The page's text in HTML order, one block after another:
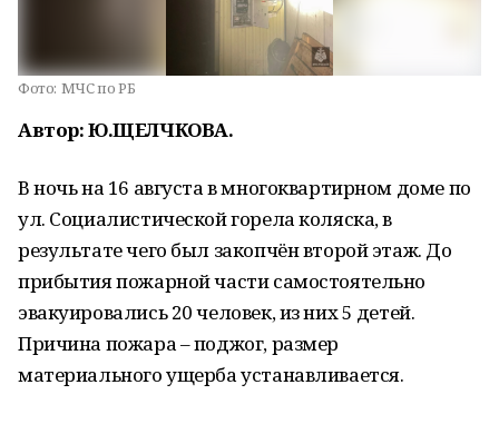
Фото: МЧС по РБ
Автор: Ю.ЩЕЛЧКОВА.
В ночь на 16 августа в многоквартирном доме по
ул. Социалистической горела коляска, в
результате чего был закопчён второй этаж. До
прибытия пожарной части самостоятельно
эвакуировались 20 человек, из них 5 детей.
Причина пожара – поджог, размер
материального ущерба устанавливается.